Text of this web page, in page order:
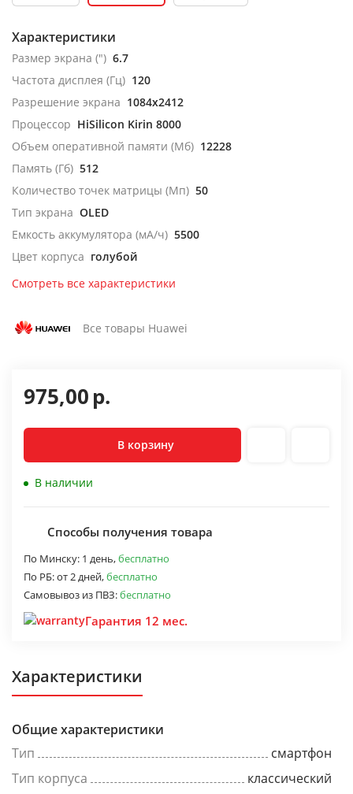
Характеристики
Размер экрана (") 6.7
Частота дисплея (Гц) 120
Разрешение экрана 1084x2412
Процессор HiSilicon Kirin 8000
Объем оперативной памяти (Мб) 12228
Память (Гб) 512
Количество точек матрицы (Мп) 50
Тип экрана OLED
Емкость аккумулятора (мА/ч) 5500
Цвет корпуса голубой
Смотреть все характеристики
Все товары Huawei
975,00р.
В корзину
В наличии
Способы получения товара
По Минску: 1 день,бесплатно
По РБ:от 2 дней,бесплатно
Самовывоз из ПВЗ:бесплатно
Гарантия 12 мес.
Характеристики
Общие характеристики
Тип
смартфон
Тип корпуса
классический